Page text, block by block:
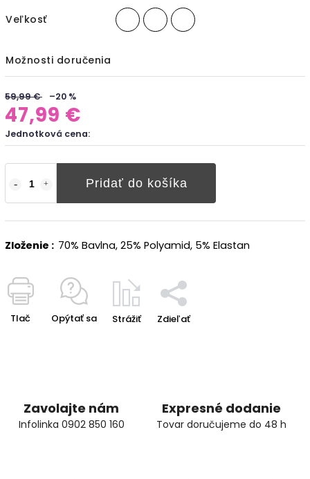
Veľkosť
Možnosti doručenia
59,99 € –20 %
47,99 €
Jednotková cena:
Pridať do košíka
Zloženie : 70% Bavlna, 25% Polyamid, 5% Elastan
Tlač Opýtať sa Strážiť Zdieľať
Zavolajte nám
Infolinka 0902 850 160
Expresné dodanie
Tovar doručujeme do 48 h